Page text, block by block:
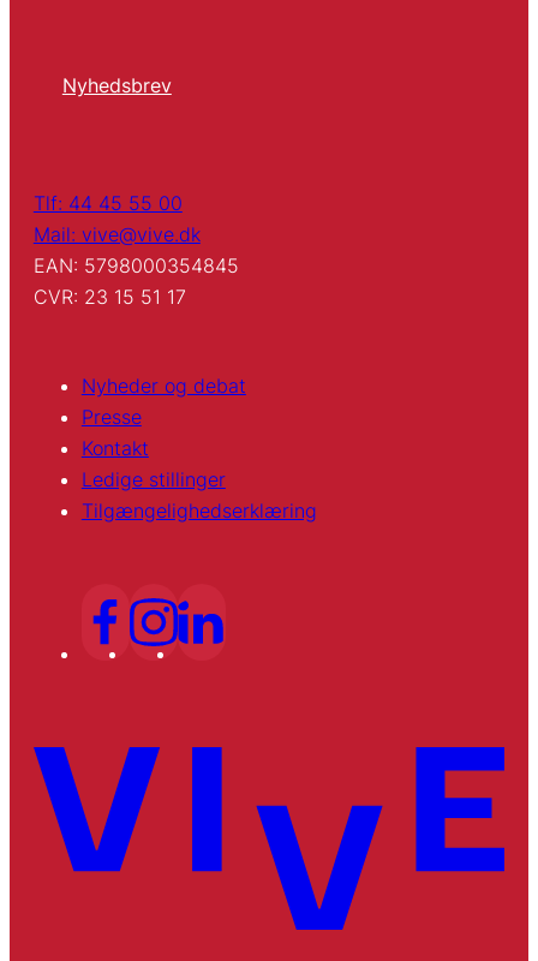
Nyhedsbrev
Tlf: 44 45 55 00
Mail: vive@vive.dk
EAN: 5798000354845
CVR: 23 15 51 17
Nyheder og debat
Presse
Kontakt
Ledige stillinger
Tilgængelighedserklæring